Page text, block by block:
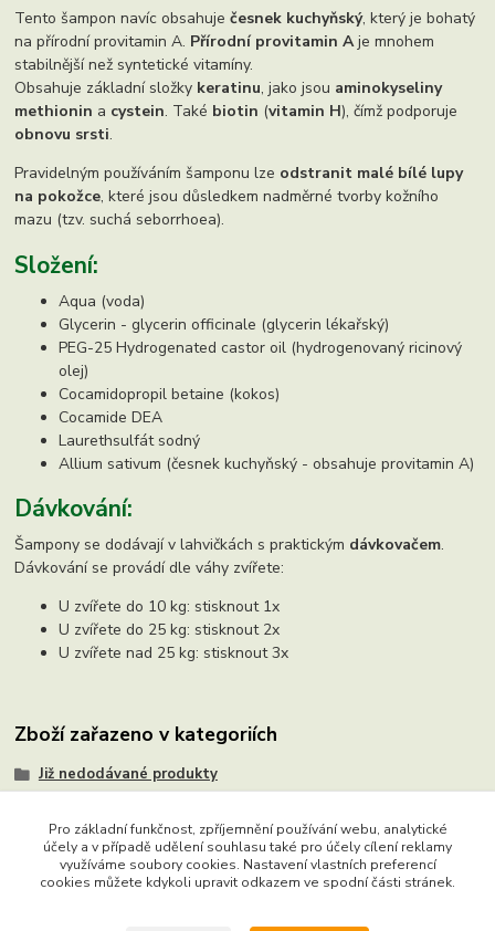
Tento šampon navíc obsahuječesnek kuchyňský, který je bohatý
na přírodní provitamin A. Přírodní provitamin Aje mnohem
stabilnější než syntetické vitamíny.
Obsahuje základní složky keratinu, jako jsou aminokyseliny
methionin a cystein. Také biotin (vitamin H), čímž podporuje
obnovu srsti.
Pravidelným používáním šamponu lze odstranit malé bílé lupy
na pokožce, které jsou důsledkem nadměrné tvorby kožního
mazu (tzv. suchá seborrhoea).
Složení:
Aqua (voda)
Glycerin - glycerin officinale (glycerin lékařský)
PEG-25 Hydrogenated castor oil (hydrogenovaný ricinový
olej)
Cocamidopropil betaine (kokos)
Cocamide DEA
Laurethsulfát sodný
Allium sativum (česnek kuchyňský - obsahuje provitamin A)
Dávkování:
Šampony se dodávají v lahvičkách s praktickým dávkovačem.
Dávkování se provádí dle váhy zvířete:
U zvířete do 10 kg: stisknout 1x
U zvířete do 25 kg: stisknout 2x
U zvířete nad 25 kg: stisknout 3x
Zboží zařazeno v kategoriích
Již nedodávané produkty
Copyright © 2015 - 2026 Ing. Miloš Hušek - QTEST. Všechna
Pro základní funkčnost, zpříjemnění používání webu, analytické
účely a v případě udělení souhlasu také pro účely cílení reklamy
využíváme soubory cookies. Nastavení vlastních preferencí
cookies můžete kdykoli upravit odkazem ve spodní části stránek.